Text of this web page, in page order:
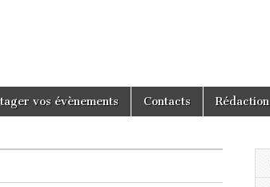
vos évènements Contacts Rédaction